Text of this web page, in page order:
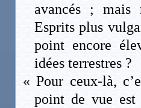
avancés ; mais
Esprits plus
point encore
idées terrestres ?
« Pour ceux-là,
point de vue